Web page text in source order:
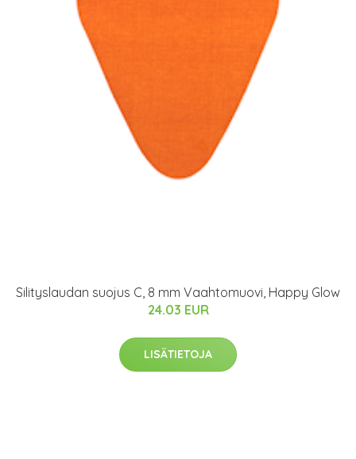
Silityslaudan suojus C, 8 mm Vaahtomuovi, Happy Glow
24.03 EUR
LISÄTIETOJA